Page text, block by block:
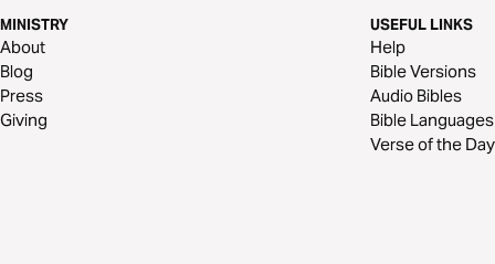
MINISTRY
About
Blog
Press
Giving
USEFUL LINKS
Help
Bible Versions
Audio Bibles
Bible Languages
Verse of the Day